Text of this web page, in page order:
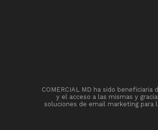
COMERCIAL MD ha sido
y el acceso a las mismas y
soluciones de email marketing para